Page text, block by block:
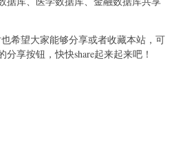
希望大家能够分享或者收藏本站，可
享按钮，快快share起来起来吧！